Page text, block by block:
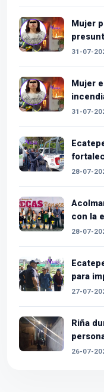
Mujer
31-07-
Mujer
31-07-
28-07-
con la
28-07-
para
27-07-
Riña
26-07-